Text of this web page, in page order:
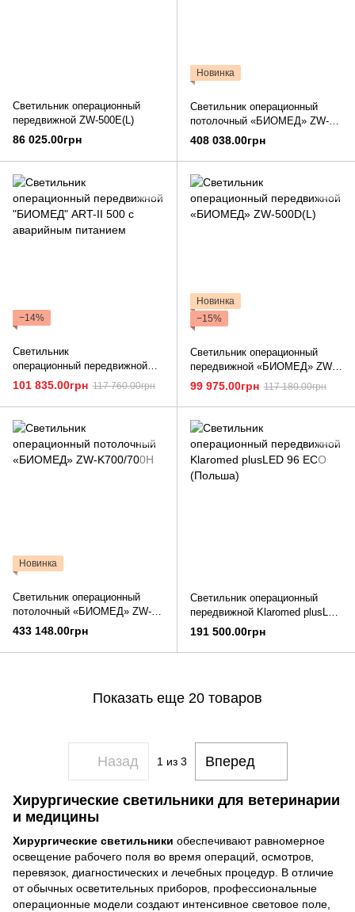
Светильник операционный
передвижной ZW-500E(L)
86 025.00грн
Новинка
Светильник операционный
потолочный «БИОМЕД» ZW-
K700/500H
408 038.00грн
−14%
Светильник
операционный передвижной
"БИОМЕД" ART-II 500 с
аварийным питанием
101 835.00грн 117 760.00грн
Новинка
−15%
Светильник операционный
передвижной «БИОМЕД» ZW-
500D(L)
99 975.00грн 117 180.00грн
Новинка
Светильник операционный
потолочный «БИОМЕД» ZW-
K700/700H
433 148.00грн
Светильник операционный
передвижной Klaromed plusLED
96 ECO (Польша)
191 500.00грн
Показать еще 20 товаров
Назад 1из 3 Вперед
Хирургические светильники для ветеринарии
и медицины
Хирургические светильники обеспечивают равномерное
освещение рабочего поля во время операций, осмотров,
перевязок, диагностических и лечебных процедур. В отличие
от обычных осветительных приборов, профессиональные
операционные модели создают интенсивное световое поле,